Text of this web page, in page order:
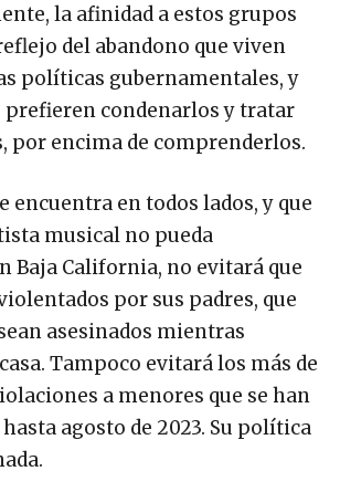
la afinidad a estos grupos
del abandono que viven
políticas gubernamentales, y
prefieren condenarlos y tratar
por encima de comprenderlos.
encuentra en todos lados, y que
musical no pueda
Baja California, no evitará que
por sus padres, que
asesinados mientras
Tampoco evitará los más de
a menores que se han
agosto de 2023. Su política